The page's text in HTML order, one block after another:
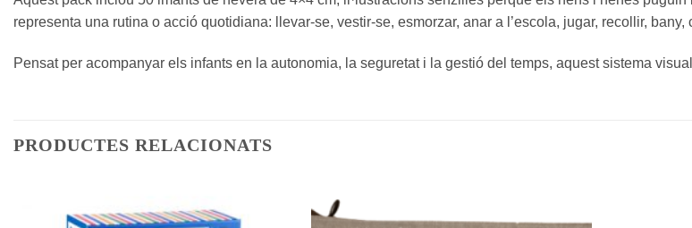
representa una rutina o acció quotidiana: llevar-se, vestir-se, esmorzar, anar a l’escola, jugar, recollir, bany,
Pensat per acompanyar els infants en la autonomia, la seguretat i la gestió del temps, aquest sistema
PRODUCTES RELACIONATS